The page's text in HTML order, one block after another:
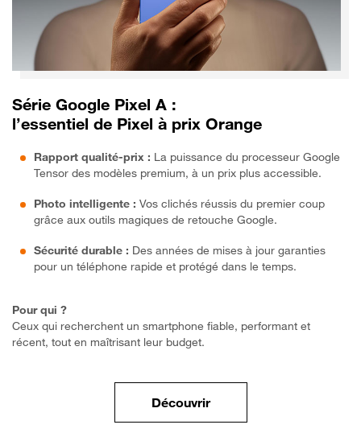
Série Google Pixel A :
l’essentiel de Pixel à prix Orange
Rapport qualité-prix : La puissance du processeur Google
Tensor des modèles premium, à un prix plus accessible.
Photo intelligente : Vos clichés réussis du premier coup
grâce aux outils magiques de retouche Google.
Sécurité durable : Des années de mises à jour garanties
pour un téléphone rapide et protégé dans le temps.
Pour qui ?
Ceux qui recherchent un smartphone fiable, performant et
récent, tout en maîtrisant leur budget.
Découvrirla gamme des Google